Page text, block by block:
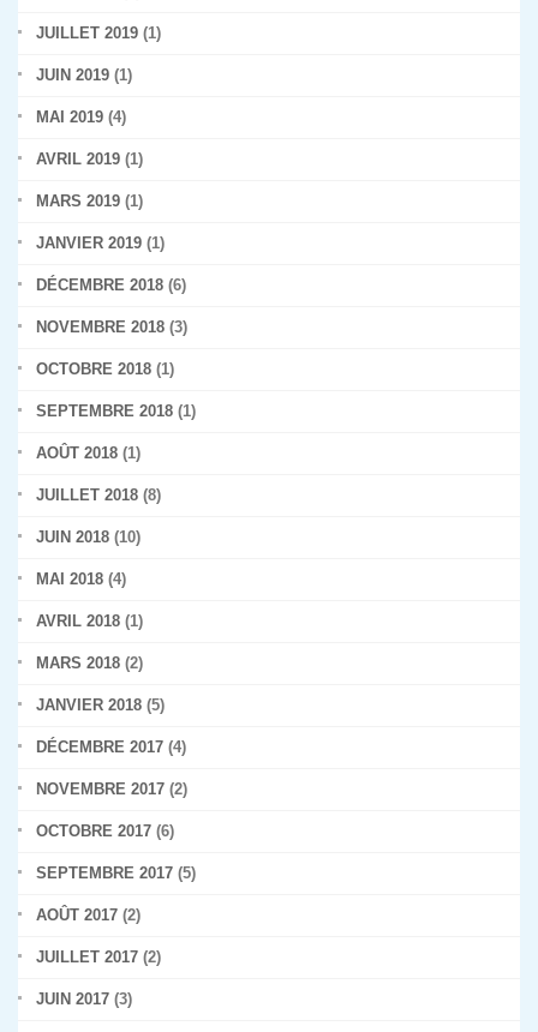
JUILLET 2019 (1)
JUIN 2019 (1)
MAI 2019 (4)
AVRIL 2019 (1)
MARS 2019 (1)
JANVIER 2019 (1)
DÉCEMBRE 2018 (6)
NOVEMBRE 2018 (3)
OCTOBRE 2018 (1)
SEPTEMBRE 2018 (1)
AOÛT 2018 (1)
JUILLET 2018 (8)
JUIN 2018 (10)
MAI 2018 (4)
AVRIL 2018 (1)
MARS 2018 (2)
JANVIER 2018 (5)
DÉCEMBRE 2017 (4)
NOVEMBRE 2017 (2)
OCTOBRE 2017 (6)
SEPTEMBRE 2017 (5)
AOÛT 2017 (2)
JUILLET 2017 (2)
JUIN 2017 (3)